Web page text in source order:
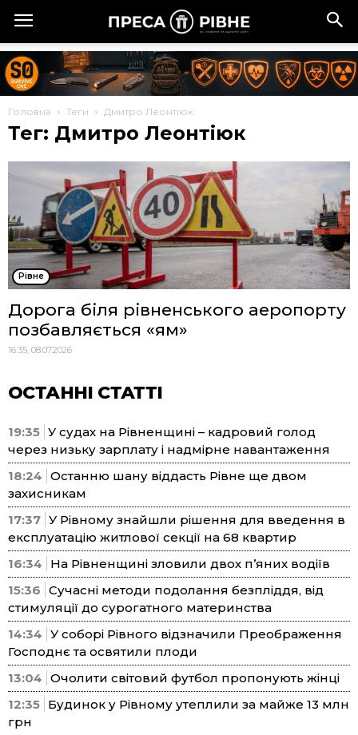
Головна Теги Дмитро Леонтіюк
Тег: Дмитро Леонтіюк
Рівне
Дорога біля рівненського аеропорту
позбавляється «ям»
16:35, 08.07.2026
ОСТАННІ СТАТТІ
19:35 У судах на Рівненщині – кадровий голод
через низьку зарплату і надмірне навантаження
18:24 Останню шану віддасть Рівне ще двом
захисникам
17:37 У Рівному знайшли рішення для введення в
експлуатацію житлової секції на 68 квартир
16:34
На Рівненщині зловили двох п’яних водіїв
15:36 Сучасні методи подолання безпліддя, від
стимуляції до сурогатного материнства
14:34 У соборі Рівного відзначили Преображення
Господнє та освятили плоди
13:04 Очолити світовий футбол пропонують жінці
12:35 Будинок у Рівному утеплили за майже 13 млн
грн